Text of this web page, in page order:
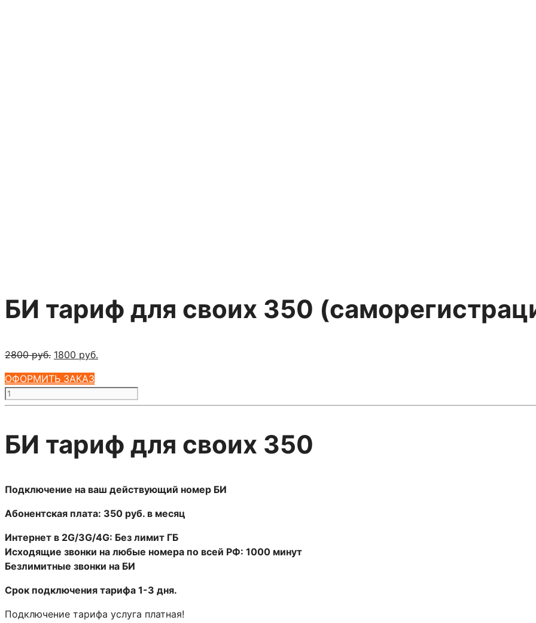
БИ тариф для своих 350
2800руб. Первоначальная
составляла
2800 руб..
1800 руб.
ОФОРМИТЬ ЗАКАЗ
Количество
товара
тариф
для
(саморегистрация)
БИ тариф для своих 350
Подключение на ваш действующий номер БИ
Абонентская плата: 350 руб. в месяц
Интернет в 2G/3G/4G: Без лимит ГБ
Исходящие звонки на любые номера по всей РФ: 1000 минут
Безлимитные звонки на БИ
Срок подключения тарифа 1-3 дня.
Подключение тарифа услуга платная!